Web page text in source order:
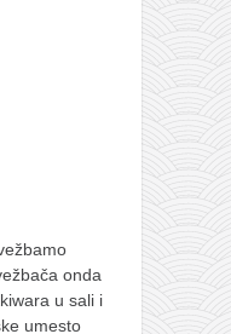
onda
u sali i
umesto